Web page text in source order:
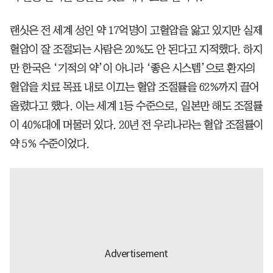
랜싯은 전 세계 성인 약 17억명이 고혈압을 앓고 있지만 실제
혈압이 잘 조절되는 사람은 20%도 안 된다고 지적했다. 하지
만 한국은 ‘기적의 약’이 아니라 ‘좋은 시스템’으로 환자의
혈압을 치료 목표 내로 이끄는 혈압 조절률을 62%까지 끌어
올렸다고 했다. 이는 세계 1등 수준으로, 일본만 해도 조절률
이 40%대에 머물러 있다. 20년 전 우리나라는 혈압 조절률이
약 5% 수준이었다.